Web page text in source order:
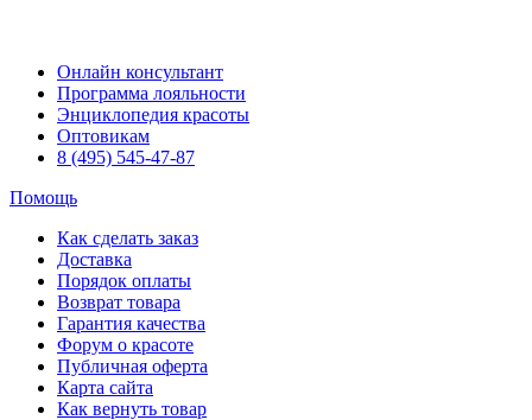
Онлайн консультант
Программа лояльности
Энциклопедия красоты
Оптовикам
8 (495) 545-47-87
Помощь
Как сделать заказ
Доставка
Порядок оплаты
Возврат товара
Гарантия качества
Форум о красоте
Публичная оферта
Карта сайта
Как вернуть товар